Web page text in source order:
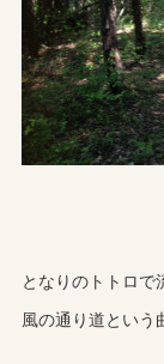
となりのトトロで
風の通り道という